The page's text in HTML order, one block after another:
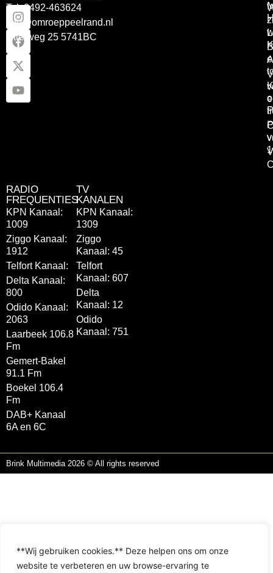
**Wij gebruiken cookies.** Deze helpen ons om onze
website te verbeteren en uw browse-ervaring te
Tel: 0492-463624
info@omroeppeelrand.nl
Otterweg 25 5741BC
RADIO
FREQUENTIES
KPN Kanaal:
1009
Ziggo Kanaal:
1912
Telfort Kanaal:
Delta Kanaal:
800
Odido Kanaal:
2063
Laarbeek 106.8
Fm
Gemert-Bakel
91.1 Fm
Boekel 106.4
Fm
DAB+ Kanaal
6A en 6C
TV
KANALEN
KPN Kanaal:
1309
Ziggo
Kanaal: 45
Telfort
Kanaal: 607
Delta
Kanaal: 12
Odido
Kanaal: 751
Brink Multimedia 2026 © All rights reserved